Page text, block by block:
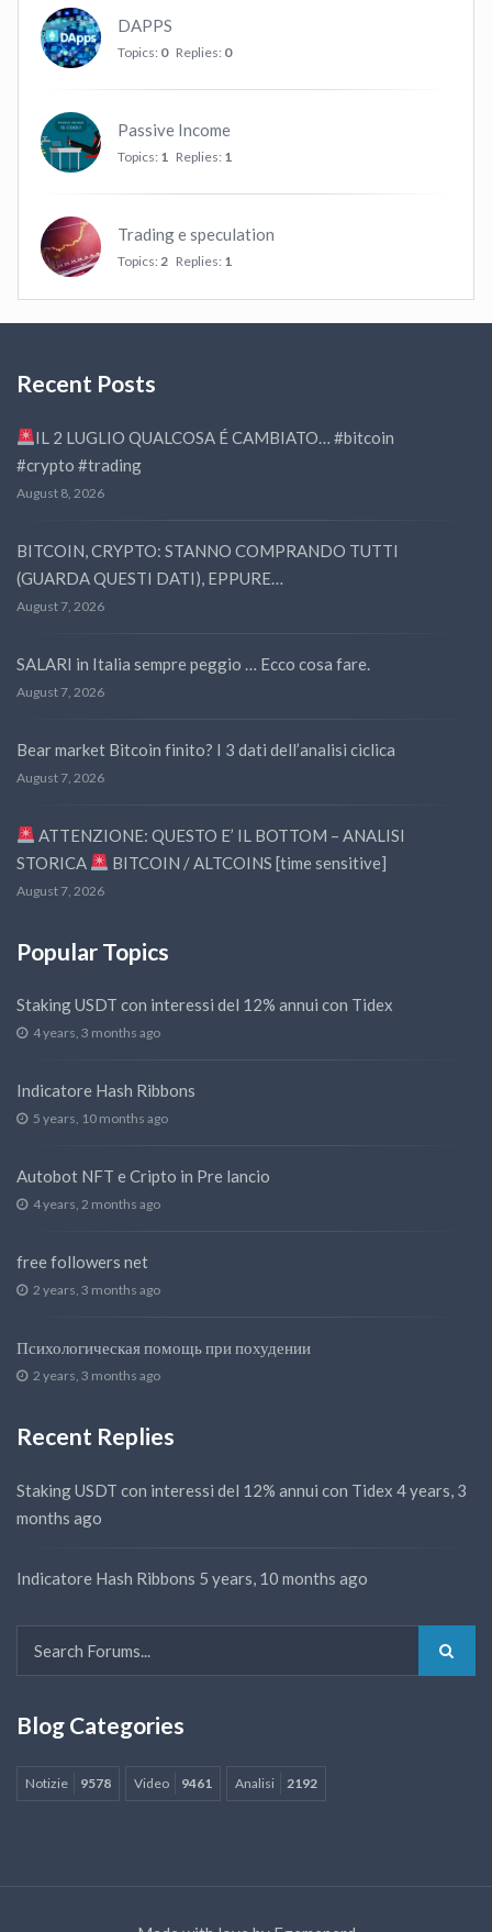
DAPPS
Topics: 0 Replies: 0
Passive Income
Topics: 1 Replies: 1
Trading e speculation
Topics: 2 Replies: 1
Recent Posts
IL 2 LUGLIO QUALCOSA É CAMBIATO… #bitcoin
#crypto #trading
August 8, 2026
BITCOIN, CRYPTO: STANNO COMPRANDO TUTTI
(GUARDA QUESTI DATI), EPPURE…
August 7, 2026
SALARI in Italia sempre peggio … Ecco cosa fare.
August 7, 2026
Bear market Bitcoin finito? I 3 dati dell’analisi ciclica
August 7, 2026
ATTENZIONE: QUESTO E’ IL BOTTOM – ANALISI
STORICA
BITCOIN / ALTCOINS [time sensitive]
August 7, 2026
Popular Topics
Staking USDT con interessi del 12% annui con Tidex
4 years, 3 months ago
Indicatore Hash Ribbons
5 years, 10 months ago
Autobot NFT e Cripto in Pre lancio
4 years, 2 months ago
free followers net
2 years, 3 months ago
Психологическая помощь при похудении
2 years, 3 months ago
Recent Replies
Staking USDT con interessi del 12% annui con Tidex 4 years, 3
months ago
Indicatore Hash Ribbons 5 years, 10 months ago
Blog Categories
Notizie 9578 Video 9461 Analisi 2192